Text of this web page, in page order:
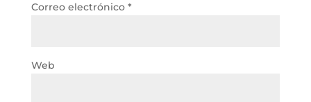
Correo electrónico *
Web